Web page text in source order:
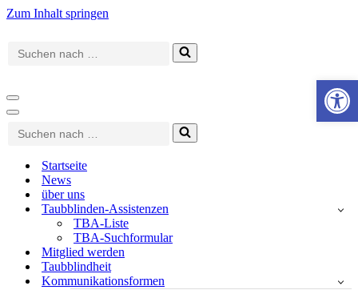
Zum Inhalt springen
Suchen
nach …
Navigationsmenü
Navigationsmenü
Suchen
nach …
Startseite
News
über uns
Taubblinden-Assistenzen
TBA-Liste
TBA-Suchformular
Mitglied werden
Taubblindheit
Kommunikationsformen